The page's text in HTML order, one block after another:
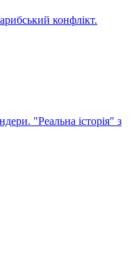
конфлікт.
"Реальна історія" з